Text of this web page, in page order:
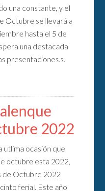
una constante, y el
Octubre se llevará a
hasta el 5 de
una destacada
presentaciones.s.
2022
utlima ocasión que
octubre esta 2022,
de Octubre 2022
ferial. Este año